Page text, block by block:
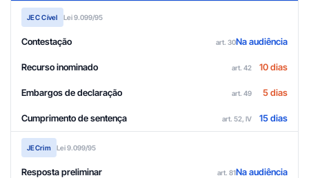
JEC Cível Lei 9.099/95
Contestação art. 30Na audiência
Recurso inominado art. 42 10 dias
Embargos de declaração art. 49 5 dias
Cumprimento de sentença art. 52, IV 15 dias
JECrim Lei 9.099/95
Resposta preliminar art. 81Na audiência